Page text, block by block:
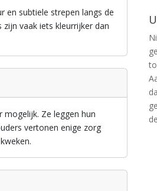
en subtiele strepen langs de
vaak iets kleurrijker dan
mogelijk. Ze leggen hun
vertonen enige zorg